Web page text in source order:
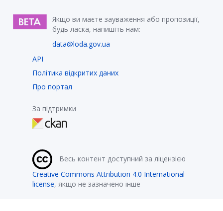
Якщо ви маєте зауваження або пропозиції,
будь ласка, напишіть нам:
data@loda.gov.ua
API
Політика відкритих даних
Про портал
За підтримки
Весь контент доступний за ліцензією
Creative Commons Attribution 4.0 International
license, якщо не зазначено інше